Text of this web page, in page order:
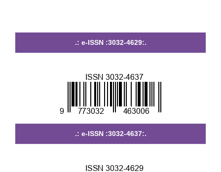
.: e-ISSN :3032-4629:.
.: e-ISSN :3032-4637:.